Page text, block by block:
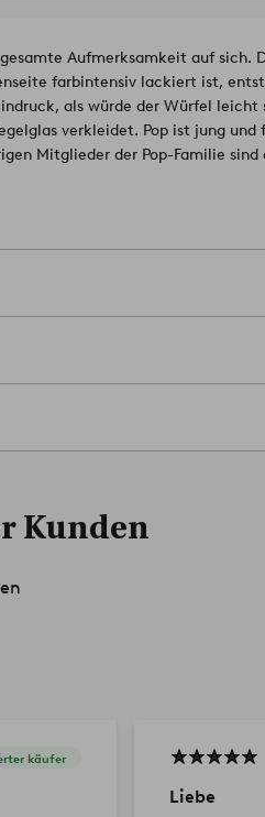
Aufmerksamkeit auf sich.
farbintensiv lackiert ist,
als würde der Würfel leicht
verkleidet. Pop ist jung und
Mitglieder der Pop-Familie sind
kontrollierter und
Kunden
käufer
Liebe